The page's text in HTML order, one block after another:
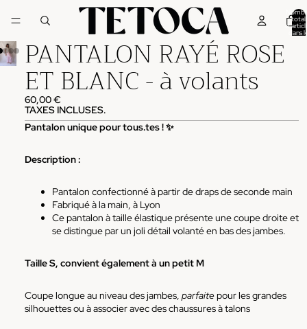
total
dans
PANTALON RAYÉ ROSE
ET BLANC - à volants
60,00 €
TAXES INCLUSES.
Pantalon unique pour tous.tes !✨
Description :
Pantalon confectionné à partir de draps de seconde main
Fabriqué à la main, à Lyon
Ce pantalon à taille élastique présente une coupe droite et
se distingue par un joli détail volanté en bas des jambes.
Taille S, convient également à un petit M
Coupe longue au niveau des jambes, parfaitepour les grandes
silhouettes ou à associer avec des chaussures à talons